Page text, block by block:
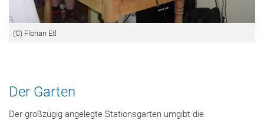
(C) Florian Etl
Der Garten
Der großzügig angelegte Stationsgarten umgibt die